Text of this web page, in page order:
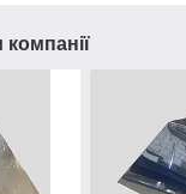
компанії